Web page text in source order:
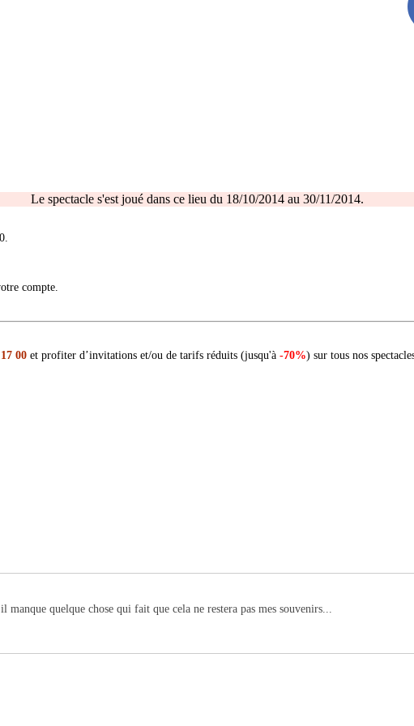
Le spectacle s'est joué dans ce lieu du 18/10/2014 au 30/11/2014.
compte.
00 et profiter d’invitations et/ou de tarifs réduits (jusqu'à -70%) sur tous nos
quelque chose qui fait que cela ne restera pas mes souvenirs...